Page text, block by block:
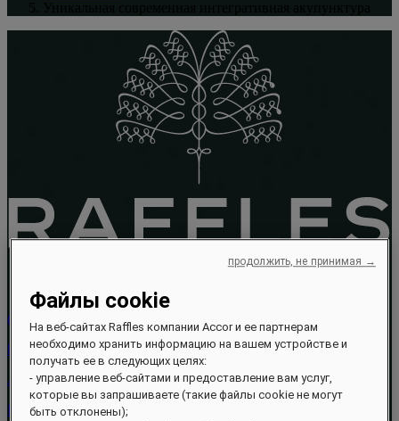
(248) 429-6000
bookus.praslin@raffles.com
Anse Takamaka
Praslin
Файлы cookie
На веб-сайтах Raffles компании Accor и ее партнерам
необходимо хранить информацию на вашем устройстве и
получать ее в следующих целях:
- управление веб-сайтами и предоставление вам услуг,
которые вы запрашиваете (такие файлы cookie не могут
быть отклонены);
продолжить, не принимая →